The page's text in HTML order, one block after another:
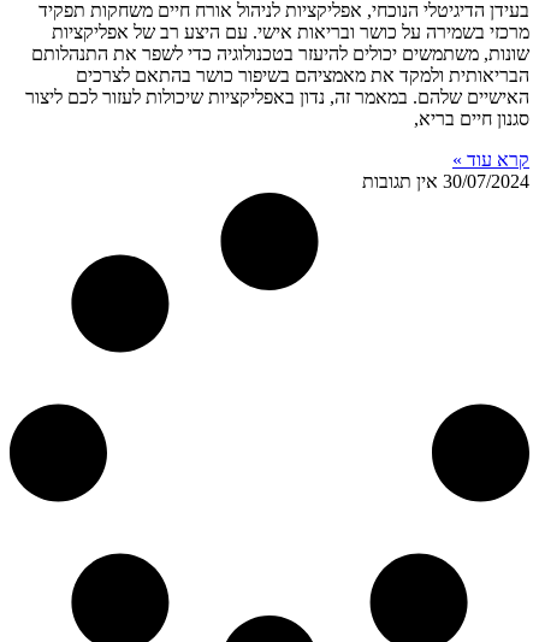
בעידן הדיגיטלי הנוכחי, אפליקציות לניהול אורח חיים משחקות תפקיד
מרכזי בשמירה על כושר ובריאות אישי. עם היצע רב של אפליקציות
שונות, משתמשים יכולים להיעזר בטכנולוגיה כדי לשפר את התנהלותם
הבריאותית ולמקד את מאמציהם בשיפור כושר בהתאם לצרכים
האישיים שלהם. במאמר זה, נדון באפליקציות שיכולות לעזור לכם ליצור
סגנון חיים בריא,
קרא עוד »
30/07/2024 אין תגובות